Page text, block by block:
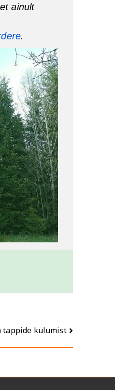
ainult
.
tappide kulumist